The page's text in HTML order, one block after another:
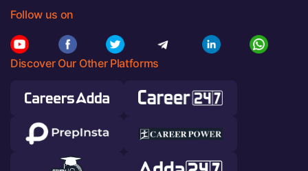
Follow us on
Discover Our Other Platforms